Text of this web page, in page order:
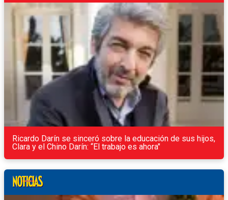
Ricardo Darín se sinceró sobre la educación de sus hijos,
Clara y el Chino Darín: “El trabajo es ahora"